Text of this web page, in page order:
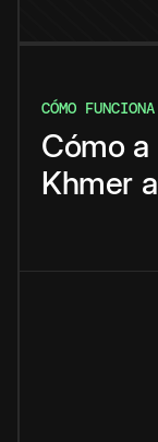
CÓMO FUNCIONA
Cómo a
Khmer a